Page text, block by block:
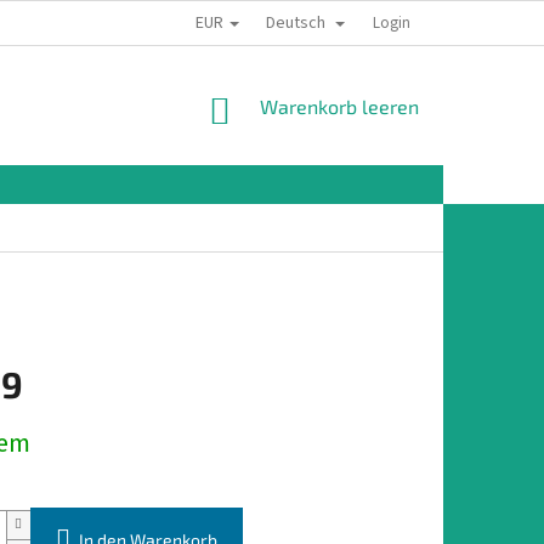
EUR Deutsch Login
WARENKORB
Warenkorb leeren